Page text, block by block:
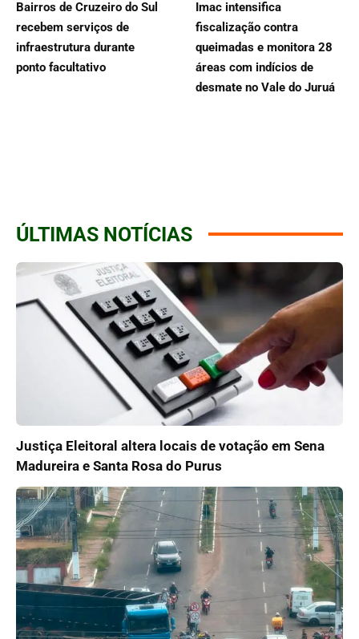
Bairros de Cruzeiro do Sul
recebem serviços de
infraestrutura durante
ponto facultativo
Imac intensifica
fiscalização contra
queimadas e monitora 28
áreas com indícios de
desmate no Vale do Juruá
ÚLTIMAS NOTÍCIAS
Justiça Eleitoral altera locais de votação em Sena
Madureira e Santa Rosa do Purus